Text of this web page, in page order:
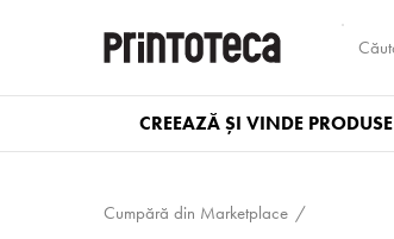
CREEAZĂ ȘI VINDE PRODUSE
Cumpără din Marketplace